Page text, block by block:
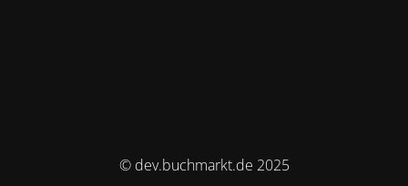
© dev.buchmarkt.de 2025